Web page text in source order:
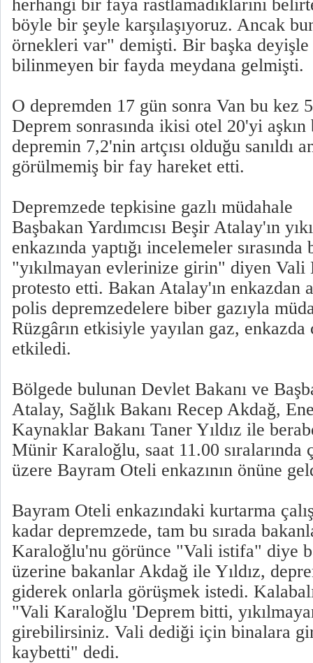
herhangi bir faya rastlamadıklarını
böyle bir şeyle karşılaşıyoruz. Ancak
örnekleri var" demişti. Bir başka deyişle
bilinmeyen bir fayda meydana gelmişti.
O depremden 17 gün sonra Van bu kez
Deprem sonrasında ikisi otel 20'yi aşkın
depremin 7,2'nin artçısı olduğu sanıldı
görülmemiş bir fay hareket etti.
Depremzede tepkisine gazlı müdahale
Başbakan Yardımcısı Beşir Atalay'ın
enkazında yaptığı incelemeler
"yıkılmayan evlerinize girin" diyen
protesto etti. Bakan Atalay'ın enkazdan
polis depremzedelere biber gazıyla
Rüzgârın etkisiyle yayılan gaz, enkazda
etkiledi.
Bölgede bulunan Devlet Bakanı ve
Atalay, Sağlık Bakanı Recep Akdağ,
Kaynaklar Bakanı Taner Yıldız ile
Münir Karaloğlu, saat 11.00 sıralarında
üzere Bayram Oteli enkazının önüne
Bayram Oteli enkazındaki kurtarma
kadar depremzede, tam bu sırada
Karaloğlu'nu görünce "Vali istifa" diye
üzerine bakanlar Akdağ ile Yıldız,
giderek onlarla görüşmek istedi.
"Vali Karaloğlu 'Deprem bitti,
girebilirsiniz. Vali dediği için binalara
kaybetti" dedi.